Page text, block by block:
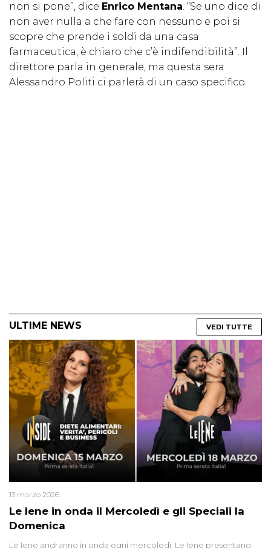
non si pone”, dice Enrico Mentana. “Se uno dice di
non aver nulla a che fare con nessuno e poi si
scopre che prende i soldi da una casa
farmaceutica, è chiaro che c’è indifendibilità”. Il
direttore parla in generale, ma questa sera
Alessandro Politi ci parlerà di un caso specifico.
ULTIME NEWS VEDI TUTTE
Le Iene in onda il Mercoledì e gli Speciali la
Domenica
13 marzo 2026
Le Iene andranno in onda ogni mercoledì; Le Iene presentano: